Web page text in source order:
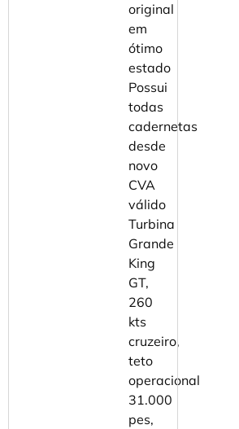
original
em
ótimo
estado
⁠Possui
todas
cadernetas
desde
novo
CVA
válido
Turbina
Grande
King
GT,
260
kts
cruzeiro,
teto
operacional
31.000
pes,